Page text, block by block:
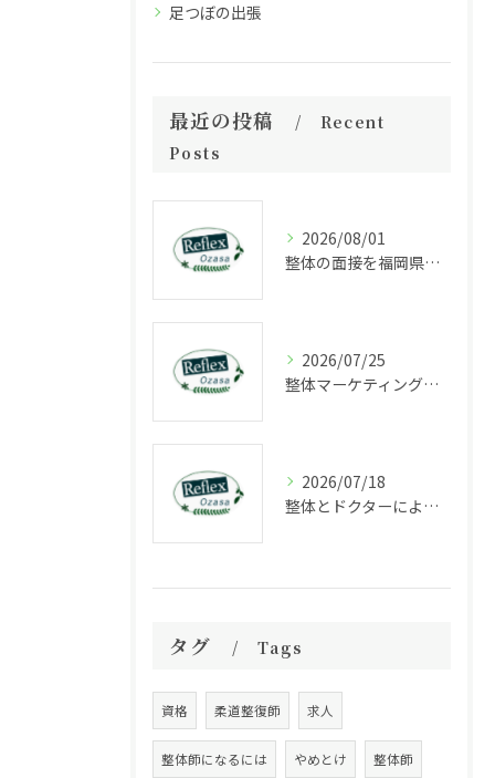
足つぼの出張
最近の投稿
Recent
Posts
2026/08/01
整体の面接を福岡県福岡市中央区長浜で受ける際に知っておきたいポイントと選考の流れ
2026/07/25
整体マーケティングの成功法則と集客力を高める最新戦略解説
2026/07/18
整体とドクターによる福岡県福岡市中央区大宮で受ける根本改善アプローチ徹底ガイド
タグ Tags
資格 柔道整復師 求人
整体師になるには やめとけ 整体師